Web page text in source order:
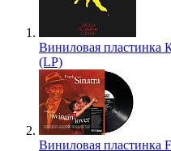
Виниловая пластинка
(LP)
Виниловая пластинка